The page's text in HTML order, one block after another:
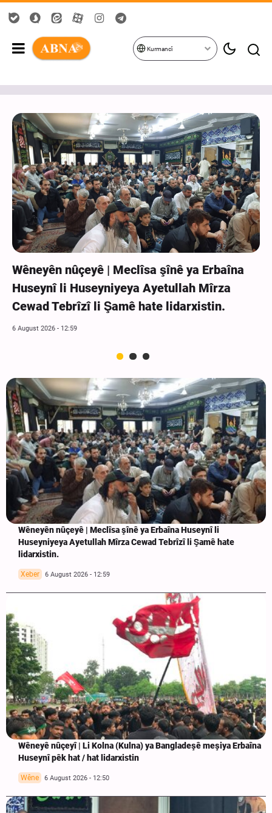
Kurmancî
Wêneyên nûçeyê | Meclîsa şînê ya Erbaîna
Huseynî li Huseyniyeya Ayetullah Mîrza
Cewad Tebrîzî li Şamê hate lidarxistin.
6 August 2026 - 12:59
Wêneyên nûçeyê | Meclîsa şînê ya Erbaîna Huseynî li
Huseyniyeya Ayetullah Mîrza Cewad Tebrîzî li Şamê hate
lidarxistin.
Xeber 6 August 2026 - 12:59
Wêneyê nûçeyî | Li Kolna (Kulna) ya Bangladeşê meşiya Erbaîna
Huseynî pêk hat / hat lidarxistin
Wêne 6 August 2026 - 12:50